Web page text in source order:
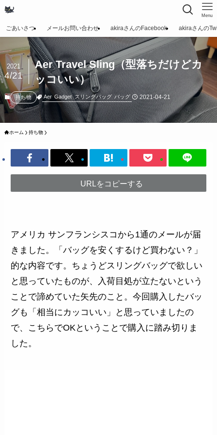
Menu
ごあいさつ メールお問い合わせ akiraさんのFacebook akiraさんの
Aer Travel Sling（型落ちだけどカ
ッコいい）
2021
4/21
持ち物 Aer Gadget スリングバッグ バッグ 2021-04-21
ホーム 持ち物
URLをコピーする
アメリカ サンフランシスコから1通のメールが届
きました。「バッグを安くするけど買わない？」
的な内容です。ちょうどスリングバッグで欲しい
と思っていたものが、入荷目処が立たないという
ことで諦めていた矢先のこと。今回購入したバッ
グも「相当にカッコいい」と思っていましたの
で、こちらでOKということで購入に踏み切りま
した。